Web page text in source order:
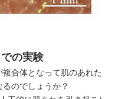
の実験
合体となって肌のあれた
のでしょうか？